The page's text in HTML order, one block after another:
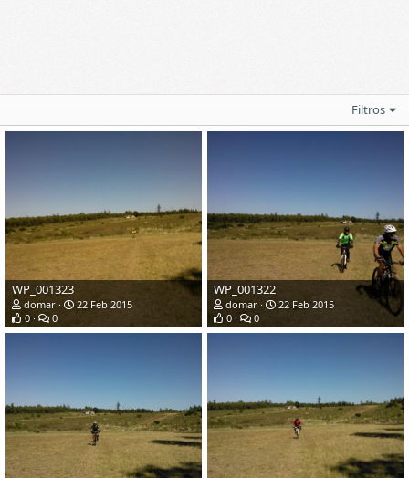
Filtros
WP_001323
domar
22 Feb 2015
0
0
WP_001322
domar
22 Feb 2015
0
0